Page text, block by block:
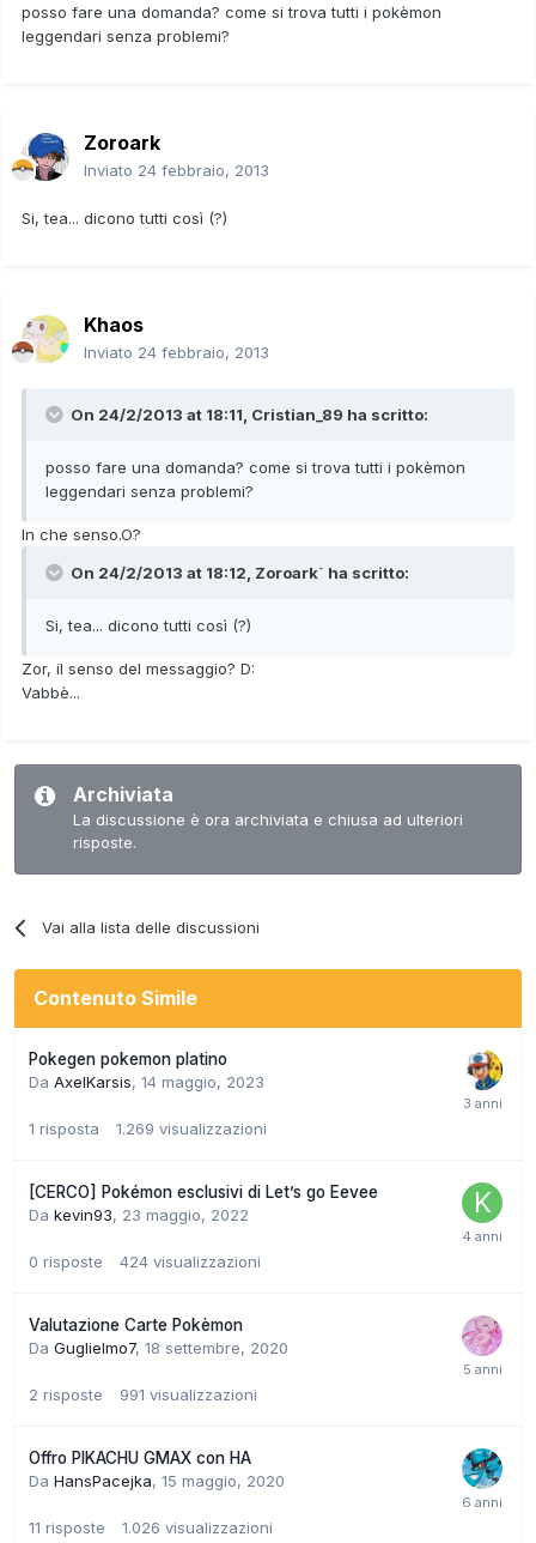
posso fare una domanda? come si trova tutti i pokèmon
leggendari senza problemi?
Zoroark
Inviato 24 febbraio, 2013
Si, tea... dicono tutti così (?)
Khaos
Inviato 24 febbraio, 2013
On 24/2/2013 at 18:11, Cristian_89 ha scritto:
posso fare una domanda? come si trova tutti i pokèmon
leggendari senza problemi?
In che senso.O?
On 24/2/2013 at 18:12, Zoroark` ha scritto:
Si, tea... dicono tutti così (?)
Zor, il senso del messaggio? D:
Vabbè...
Archiviata
La discussione è ora archiviata e chiusa ad ulteriori
risposte.
Vai alla lista delle discussioni
Contenuto Simile
Pokegen pokemon platino
Da AxelKarsis, 14 maggio, 2023
1 risposta 1.269 visualizzazioni
[CERCO] Pokémon esclusivi di Let’s go Eevee
Da kevin93, 23 maggio, 2022
0 risposte 424 visualizzazioni
Valutazione Carte Pokèmon
Da Guglielmo7, 18 settembre, 2020
2 risposte 991 visualizzazioni
Offro PIKACHU GMAX con HA
Da HansPacejka, 15 maggio, 2020
11 risposte 1.026 visualizzazioni